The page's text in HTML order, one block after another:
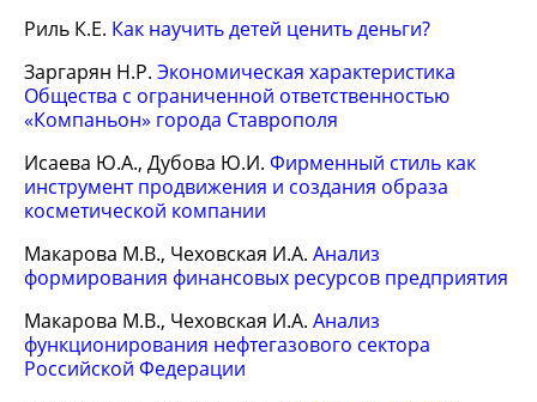
Риль К.Е. Как научить детей ценить деньги?
Заргарян Н.Р. Экономическая характеристика
Общества с ограниченной ответственностью
«Компаньон» города Ставрополя
Исаева Ю.А., Дубова Ю.И. Фирменный стиль как
инструмент продвижения и создания образа
косметической компании
Макарова М.В., Чеховская И.А. Анализ
формирования финансовых ресурсов предприятия
Макарова М.В., Чеховская И.А. Анализ
функционирования нефтегазового сектора
Российской Федерации